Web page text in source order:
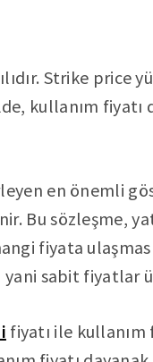
Strike price
kullanım
en önemli
Bu sözleşme,
fiyata
sabit fiyatlar
fiyatı ile kullanım